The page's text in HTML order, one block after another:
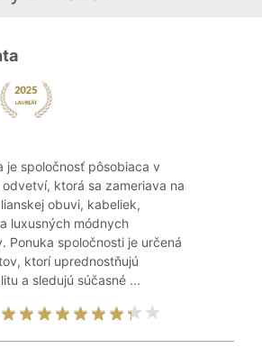
je spoločnosť pôsobiaca v
odvetví, ktorá sa zameriava na
obuvi, kabeliek,
luxusných módnych
Ponuka spoločnosti je určená
ktorí uprednostňujú
a sledujú súčasné ...